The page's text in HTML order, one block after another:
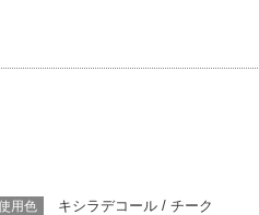
用色 キシラデコール / チーク